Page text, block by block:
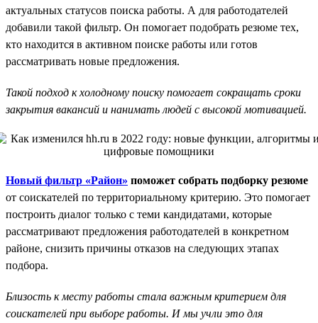
актуальных статусов поиска работы. А для работодателей
добавили такой фильтр. Он помогает подобрать резюме тех,
кто находится в активном поиске работы или готов
рассматривать новые предложения.
Такой подход к холодному поиску помогает сокращать сроки
закрытия вакансий и нанимать людей с высокой мотивацией.
Новый фильтр «Район» поможет собрать подборку резюме
от соискателей по территориальному критерию. Это помогает
построить диалог только с теми кандидатами, которые
рассматривают предложения работодателей в конкретном
районе, снизить причины отказов на следующих этапах
подбора.
Близость к месту работы стала важным критерием для
соискателей при выборе работы. И мы учли это для